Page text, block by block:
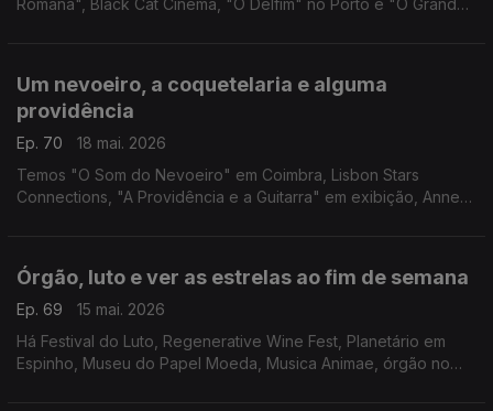
Romana", Black Cat Cinema, "O Delfim" no Porto e "O Grande
Um nevoeiro, a coquetelaria e alguma
providência
Ep. 70
18 mai. 2026
Temos "O Som do Nevoeiro" em Coimbra, Lisbon Stars
Connections, "A Providência e a Guitarra" em exibição, Anne
Órgão, luto e ver as estrelas ao fim de semana
Ep. 69
15 mai. 2026
Há Festival do Luto, Regenerative Wine Fest, Planetário em
Espinho, Museu do Papel Moeda, Musica Animae, órgão no